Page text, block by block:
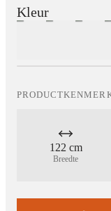
Kleur
122 cm
Breedte